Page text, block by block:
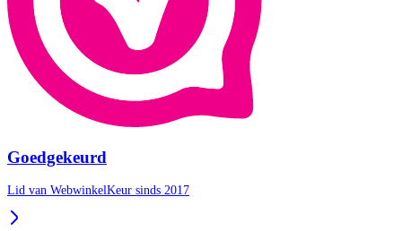
Goedgekeurd
Lid van WebwinkelKeur sinds 2017